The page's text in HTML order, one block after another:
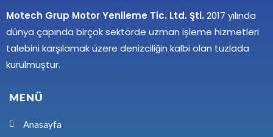
Motech Grup Motor Yenileme Tic. Ltd. Şti. 2017 yılında
dünya çapında birçok sektörde uzman işleme hizmetleri
talebini karşılamak üzere denizciliğin kalbi olan tuzlada
kurulmuştur.
MENÜ
Anasayfa